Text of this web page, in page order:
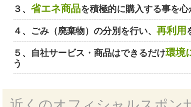
３、 省エネ商品を積極的に購入する事を心
４、ごみ（廃棄物）の分別を行い、 再利用
５、自社サービス・商品はできるだけ環境
う